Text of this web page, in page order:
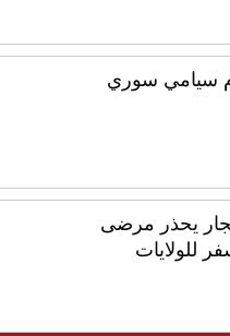
سيامي سوري
يحذر مرضى
للولايات